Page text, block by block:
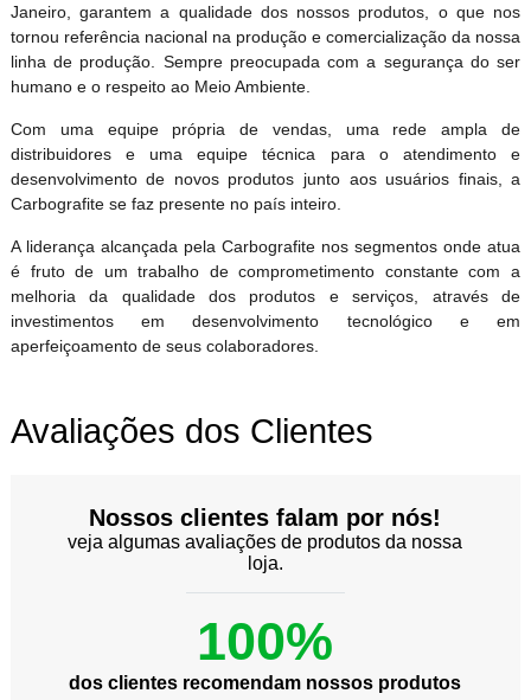
Janeiro, garantem a qualidade dos nossos produtos, o que nos
tornou referência nacional na produção e comercialização da nossa
linha de produção. Sempre preocupada com a segurança do ser
humano e o respeito ao Meio Ambiente.
Com uma equipe própria de vendas, uma rede ampla de
distribuidores e uma equipe técnica para o atendimento e
desenvolvimento de novos produtos junto aos usuários finais, a
Carbografite se faz presente no país inteiro.
A liderança alcançada pela Carbografite nos segmentos onde atua
é fruto de um trabalho de comprometimento constante com a
melhoria da qualidade dos produtos e serviços, através de
investimentos em desenvolvimento tecnológico e em
aperfeiçoamento de seus colaboradores.
Avaliações dos Clientes
Nossos clientes falam por nós!
veja algumas avaliações de produtos da nossa
loja.
100%
dos clientes recomendam nossos produtos